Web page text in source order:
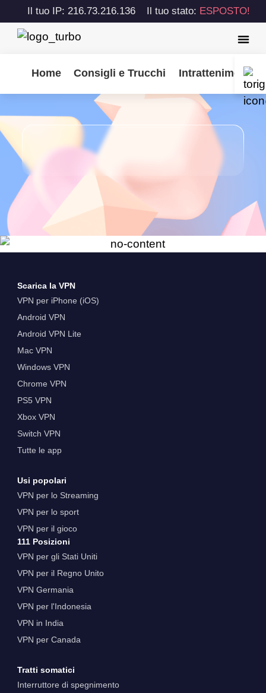
Il tuo IP: 216.73.216.136 Il tuo stato: ESPOSTO!
Home Consigli e Trucchi Intrattenimento
Scarica la VPN
VPN per iPhone (iOS)
Android VPN
Android VPN Lite
Mac VPN
Windows VPN
Chrome VPN
PS5 VPN
Xbox VPN
Switch VPN
Tutte le app
Usi popolari
VPN per lo Streaming
VPN per lo sport
VPN per il gioco
111 Posizioni
VPN per gli Stati Uniti
VPN per il Regno Unito
VPN Germania
VPN per l'Indonesia
VPN in India
VPN per Canada
Tratti somatici
Interruttore di spegnimento